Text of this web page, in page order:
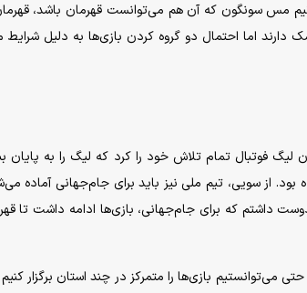
از تیم مس سونگون که آن هم می‌توانست قهرمان باشد،
لیگ امسال ظاهرا در ۱۴ یا ۱۶ تیمی بودن شک دارند اما احتمال دو گروه کردن بازی‌ها به دلیل
فوتبال تمام تلاش خود را کرد که لیگ را به پایان
از سویی، تیم ملی نیز باید برای جام‌جهانی آماده
داشتم که برای جام‌جهانی، بازی‌ها ادامه داشت تا
می‌توانستیم بازی‌ها را متمرکز در چند استان برگزار